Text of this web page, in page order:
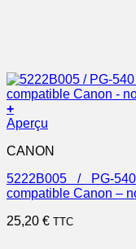
+
Aperçu
CANON
5222B005 / PG-
compatible Canon –
25,20 € TTC